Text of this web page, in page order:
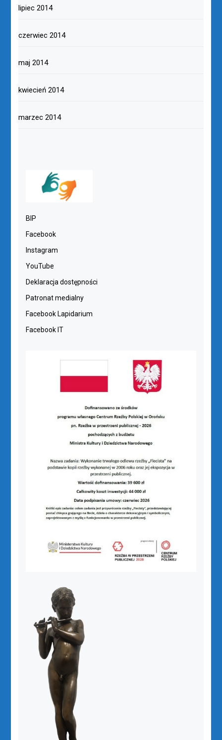
lipiec 2014
czerwiec 2014
maj 2014
kwiecień 2014
marzec 2014
BIP
Facebook
Instagram
YouTube
Deklaracja dostępności
Patronat medialny
Facebook Lapidarium
Facebook IT